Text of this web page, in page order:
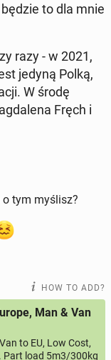
to dla mnie
razy - w 2021,
jedyną Polką,
W środę
Fręch i
o tym myślisz?
HOW TO ADD?
Man & Van
to EU, Low Cost,
Part load 5m3/300kg